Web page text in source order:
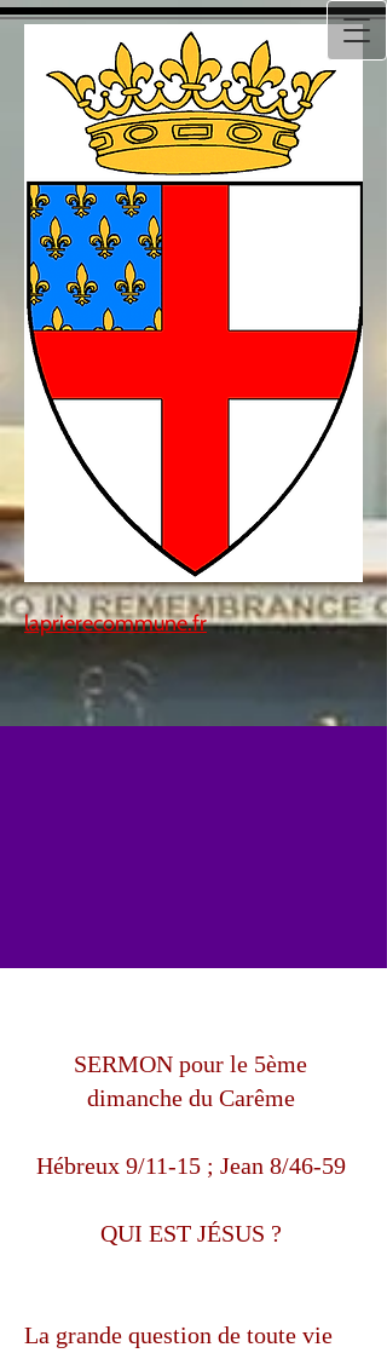
laprierecommune.fr
SERMON pour le 5ème
dimanche du Carême
Hébreux 9/11-15 ; Jean 8/46-59
QUI EST JÉSUS ?
La grande question de toute vie